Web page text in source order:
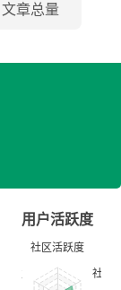
文章总量
用户活跃度